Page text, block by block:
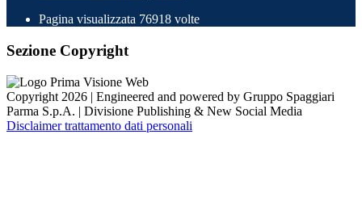
Pagina visualizzata 76918 volte
Sezione Copyright
Copyright 2026 | Engineered and powered by Gruppo Spaggiari
Parma S.p.A. | Divisione Publishing & New Social Media
Disclaimer trattamento dati personali